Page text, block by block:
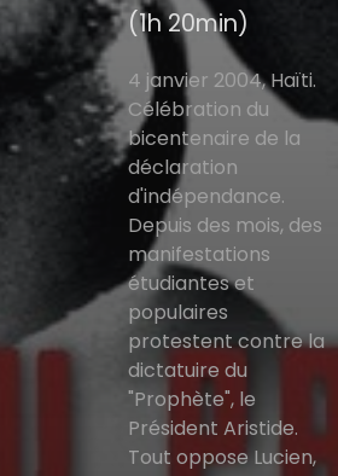
(1h 20min)
4 janvier 2004, Haïti.
Célébration du
bicentenaire de la
déclaration
d'indépendance.
Depuis des mois, des
manifestations
étudiantes et
populaires
protestent contre la
dictatuire du
"Prophète", le
Président Aristide.
Tout oppose Lucien,